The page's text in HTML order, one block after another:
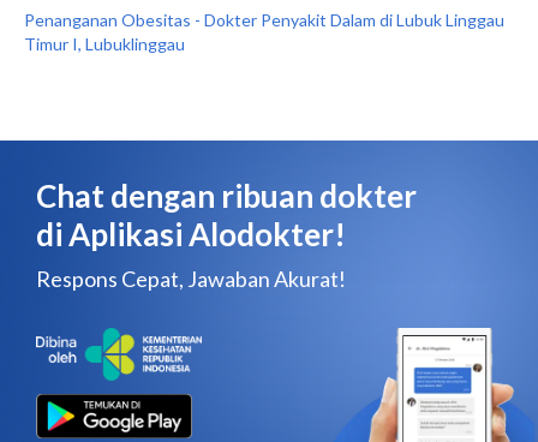
Penanganan Obesitas - Dokter Penyakit Dalam di Lubuk Linggau
Timur I, Lubuklinggau